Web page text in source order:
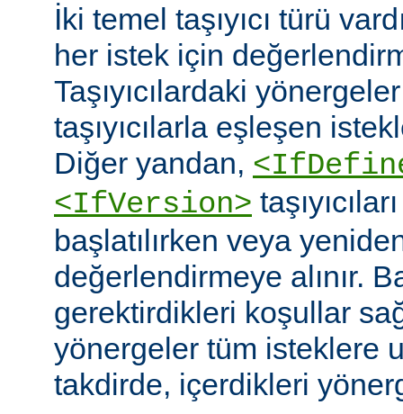
İki temel taşıyıcı türü
her istek için
Taşıyıcılardaki
taşıyıcılarla eşleşen
Diğer yandan,
<IfVersion>
başlatılırken veya
değerlendirmeye alınır.
gerektirdikleri koşullar
yönergeler tüm isteklere
takdirde, içerdikleri